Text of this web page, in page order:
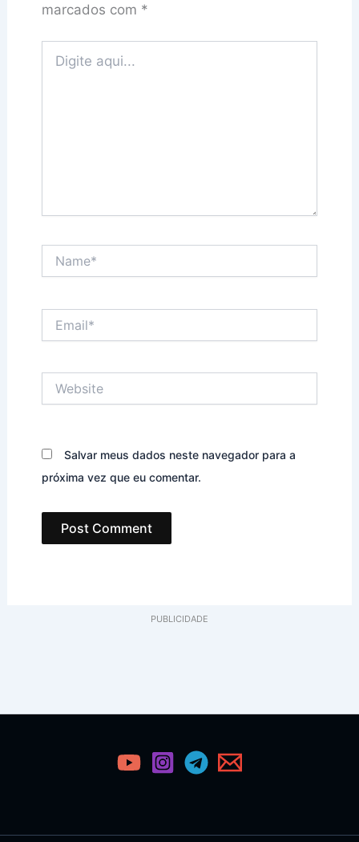
marcados com *
aqui...
Salvar meus dados neste navegador para a
próxima vez que eu comentar.
PUBLICIDADE